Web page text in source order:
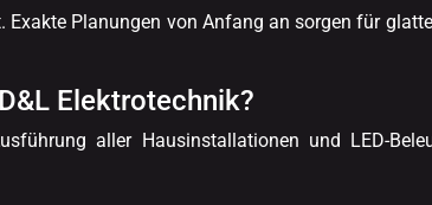
Planungen von Anfang an sorgen für
Elektrotechnik?
aller Hausinstallationen und LED-